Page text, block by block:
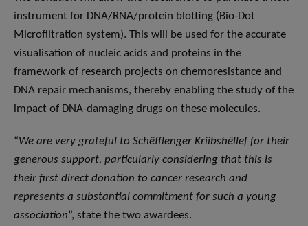
instrument for DNA/RNA/protein blotting (Bio-Dot
Microfiltration system). This will be used for the accurate
visualisation of nucleic acids and proteins in the
framework of research projects on chemoresistance and
DNA repair mechanisms, thereby enabling the study of the
impact of DNA-damaging drugs on these molecules.
“We are very grateful to Schëfflenger Kriibshëllef for their
generous support, particularly considering that this is
their first direct donation to cancer research and
represents a substantial commitment for such a young
association”, state the two awardees.